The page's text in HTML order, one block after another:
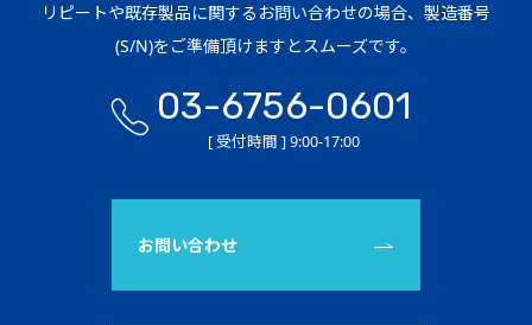
リピートや既存製品に関するお問い合わせの場合、製造番号
(S/N)をご準備頂けますとスムーズです。
03-6756-0601
[ 受付時間 ] 9:00-17:00
お問い合わせ